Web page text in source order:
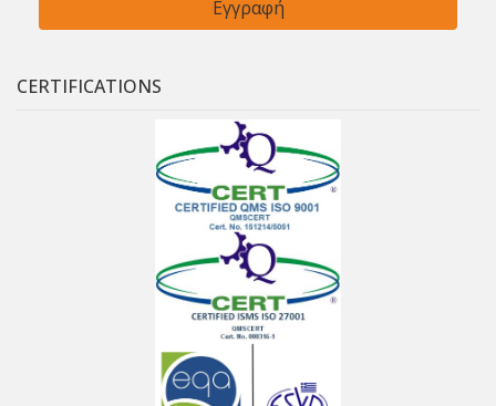
CERTIFICATIONS